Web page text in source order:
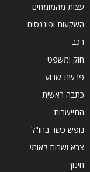
עצות מהמומחים
השקעות ופיננסים
רכב
חוק ומשפט
פרשת שבוע
כתבה ראשית
התיישבות
נופש כשר בחו"ל
צבא ושרות לאומי
חינוך